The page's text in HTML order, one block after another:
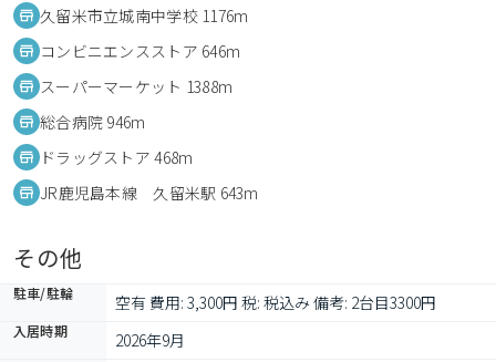
久留米市立城南中学校 1176m
コンビニエンスストア 646m
スーパーマーケット 1388m
総合病院 946m
ドラッグストア 468m
JR鹿児島本線 久留米駅 643m
その他
駐車/駐輪 空有 費用: 3,300円 税: 税込み 備考: 2台目3300円
入居時期 2026年9月